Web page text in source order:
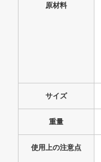
原材料
サイズ
重量
使用上の注意点